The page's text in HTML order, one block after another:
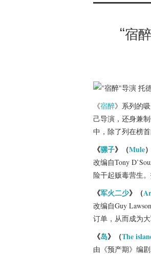
“宿
《宿醉》系列的
己导演，还身兼
中，除了列在榜
《骡子》（Mule）
改编自Tony
险干起贩毒营生。
《军火二少》（
改编自Guy
订单，从而成为大
《岛》（The
由《预产期》编